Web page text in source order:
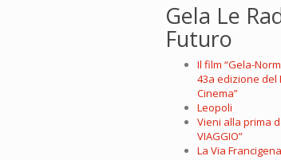
Gela Le
Futuro
Il film “Gela-
43a edizione del
Cinema”
Leopoli
Vieni alla prima
VIAGGIO”
La Via